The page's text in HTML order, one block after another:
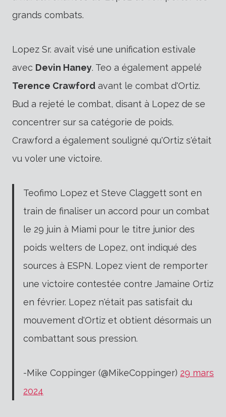
grands combats.
Lopez Sr. avait visé une unification estivale
avec Devin Haney. Teo a également appelé
Terence Crawford avant le combat d'Ortiz.
Bud a rejeté le combat, disant à Lopez de se
concentrer sur sa catégorie de poids.
Crawford a également souligné qu'Ortiz s'était
vu voler une victoire.
Teofimo Lopez et Steve Claggett sont en
train de finaliser un accord pour un combat
le 29 juin à Miami pour le titre junior des
poids welters de Lopez, ont indiqué des
sources à ESPN. Lopez vient de remporter
une victoire contestée contre Jamaine Ortiz
en février. Lopez n'était pas satisfait du
mouvement d'Ortiz et obtient désormais un
combattant sous pression.
-Mike Coppinger (@MikeCoppinger) 29 mars
2024